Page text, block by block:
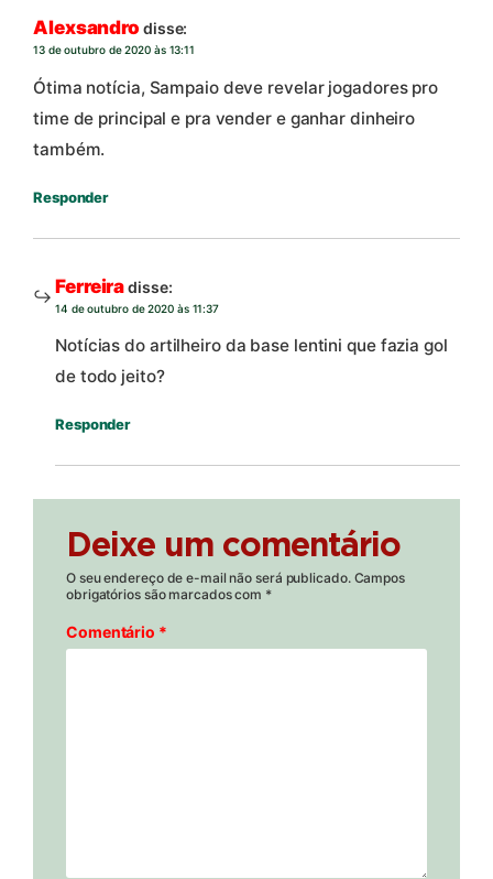
Alexsandro disse:
13 de outubro de 2020 às 13:11
Ótima notícia, Sampaio deve revelar jogadores pro
time de principal e pra vender e ganhar dinheiro
também.
Responder
Ferreiradisse:
14 de outubro de 2020 às 11:37
Notícias do artilheiro da base lentini que fazia gol
de todo jeito?
Responder
Deixe um comentário
O seu endereço de e-mail não será publicado. Campos
obrigatórios são marcados com *
Comentário *